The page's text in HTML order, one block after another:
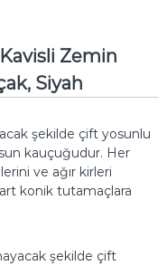
Zemin
Siyah
şekilde çift yosunlu
kauçuğudur. Her
ve ağır kirleri
konik tutamaçlara
şekilde çift